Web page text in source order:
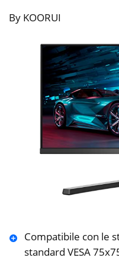
By KOORUI
Compatibile con le
standard VESA